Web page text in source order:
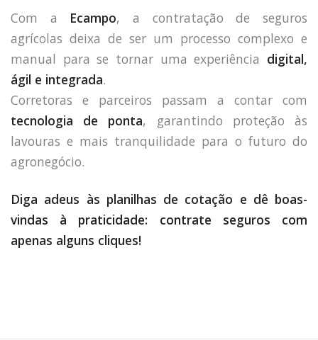
Com a Ecampo, a contratação de seguros
agrícolas deixa de ser um processo complexo e
manual para se tornar uma experiência digital,
ágil e integrada.
Corretoras e parceiros passam a contar com
tecnologia de ponta, garantindo proteção às
lavouras e mais tranquilidade para o futuro do
agronegócio.
Diga adeus às planilhas de cotação e dê boas-
vindas à praticidade: contrate seguros com
apenas alguns cliques!